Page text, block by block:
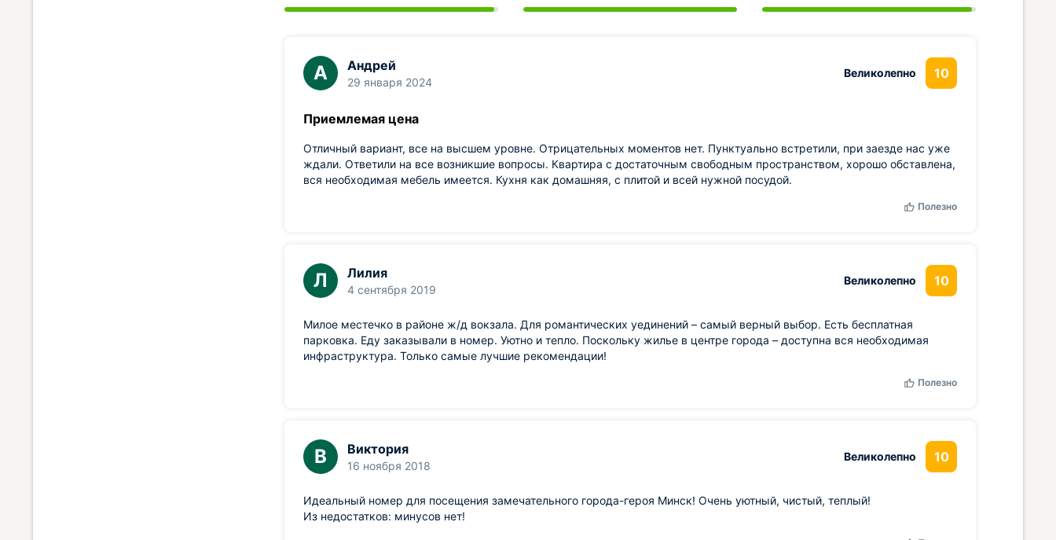
А Андрей
29 января 2024
Великолепно 10
Приемлемая цена
Отличный вариант, все на высшем уровне. Отрицательных моментов нет. Пунктуально встретили, при заезде нас уже
ждали. Ответили на все возникшие вопросы. Квартира с достаточным свободным пространством, хорошо обставлена,
вся необходимая мебель имеется. Кухня как домашняя, с плитой и всей нужной посудой.
Полезно
Л Лилия
4 сентября 2019
Великолепно 10
Милое местечко в районе ж/д вокзала. Для романтических уединений – самый верный выбор. Есть бесплатная
парковка. Еду заказывали в номер. Уютно и тепло. Поскольку жилье в центре города – доступна вся необходимая
инфраструктура. Только самые лучшие рекомендации!
Полезно
В Виктория
16 ноября 2018
Великолепно 10
Идеальный номер для посещения замечательного города-героя Минск! Очень уютный, чистый, теплый!
Из недостатков: минусов нет!